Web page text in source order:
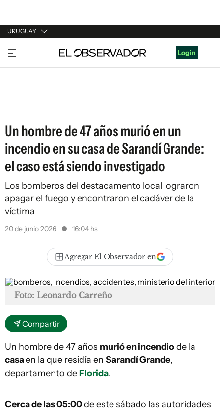
URUGUAY
URUGUAY
ARGENTINA
Login
Un hombre de 47 años murió en un
incendio en su casa de Sarandí Grande:
el caso está siendo investigado
Los bomberos del destacamento local lograron
apagar el fuego y encontraron el cadáver de la
víctima
20 de junio 2026 16:04 hs
Agregar El Observador en
Foto: Leonardo Carreño
Compartir
Un hombre de 47 años murió en incendiode la
casaen la que residía en Sarandí Grande,
departamento deFlorida.
Cerca de las 05:00de este sábado las autoridades